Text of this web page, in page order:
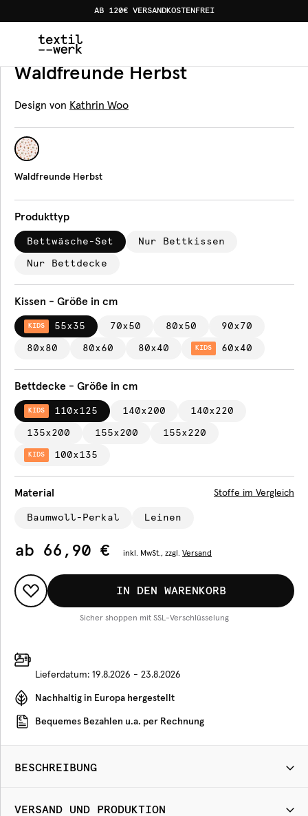
AB 120€ VERSANDKOSTENFREI
Produkte Bettwäsche Waldfreunde Herbst
Bettwäsche
Waldfreunde Herbst
Design von Kathrin Woo
Waldfreunde Herbst
Produkttyp
Bettwäsche-Set Nur Bettkissen
Nur Bettdecke
Kissen - Größe in cm
KIDS 55x35 70x50 80x50 90x70
80x80 80x60 80x40 KIDS 60x40
Bettdecke - Größe in cm
KIDS 110x125 140x200 140x220
135x200 155x200 155x220
KIDS 100x135
Material Stoffe im Vergleich
Baumwoll-Perkal Leinen
ab 66,90 € inkl. MwSt., zzgl. Versand
IN DEN WARENKORB
Sicher shoppen mit SSL-Verschlüsselung
Lieferdatum: 19.8.2026 - 23.8.2026
Nachhaltig in Europa hergestellt
Bequemes Bezahlen u.a. per Rechnung
BESCHREIBUNG
VERSAND UND PRODUKTION